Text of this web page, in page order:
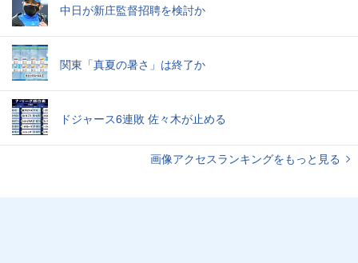
中日が新庄監督招聘を検討か
関東「真夏の暑さ」は終了か
ドジャース6連敗 佐々木が止める
画像アクセスランキングをもっと見る